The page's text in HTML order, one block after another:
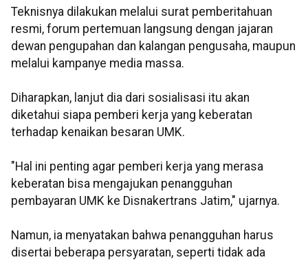
Teknisnya dilakukan melalui surat pemberitahuan
resmi, forum pertemuan langsung dengan jajaran
dewan pengupahan dan kalangan pengusaha, maupun
melalui kampanye media massa.
Diharapkan, lanjut dia dari sosialisasi itu akan
diketahui siapa pemberi kerja yang keberatan
terhadap kenaikan besaran UMK.
"Hal ini penting agar pemberi kerja yang merasa
keberatan bisa mengajukan penangguhan
pembayaran UMK ke Disnakertrans Jatim," ujarnya.
Namun, ia menyatakan bahwa penangguhan harus
disertai beberapa persyaratan, seperti tidak ada